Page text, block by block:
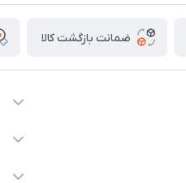
ضمانت بازگشت کالا